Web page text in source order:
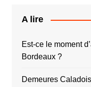
A lire
Est-ce le moment
Bordeaux ?
Demeures